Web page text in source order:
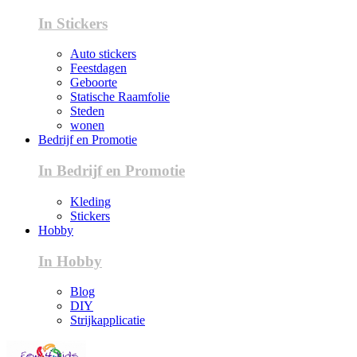
In Stickers
Auto stickers
Feestdagen
Geboorte
Statische Raamfolie
Steden
wonen
Bedrijf en Promotie
In Bedrijf en Promotie
Kleding
Stickers
Hobby
In Hobby
Blog
DIY
Strijkapplicatie